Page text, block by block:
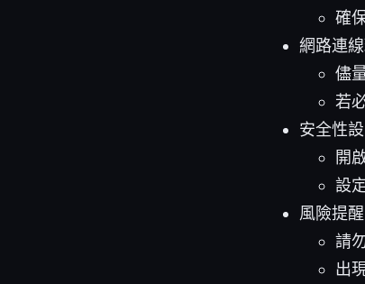
確
網路連
儘
若
安全性
開
設
風險提醒
請
出